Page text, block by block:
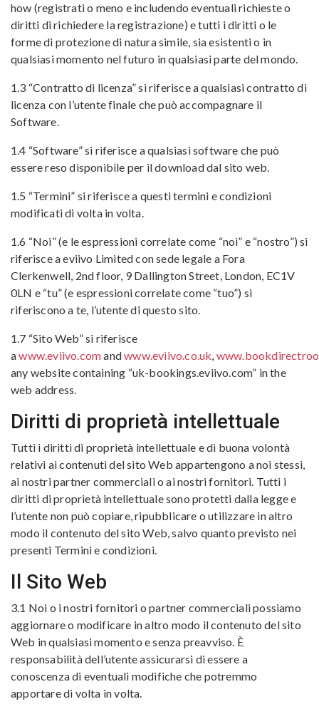
how (registrati o meno e includendo eventuali richieste o
diritti di richiedere la registrazione) e tutti i diritti o le
forme di protezione di natura simile, sia esistenti o in
qualsiasi momento nel futuro in qualsiasi parte del mondo.
1.3 “Contratto di licenza” si riferisce a qualsiasi contratto di
licenza con l’utente finale che può accompagnare il
Software.
1.4 “Software” si riferisce a qualsiasi software che può
essere reso disponibile per il download dal sito web.
1.5 “Termini” si riferisce a questi termini e condizioni
modificati di volta in volta.
1.6 “Noi” (e le espressioni correlate come “noi” e “nostro”) si
riferisce a eviivo Limited con sede legale a Fora
Clerkenwell, 2nd floor, 9 Dallington Street, London, EC1V
0LN e “tu” (e espressioni correlate come “tuo”) si
riferiscono a te, l’utente di questo sito.
1.7 “Sito Web” si riferisce
awww.eviivo.comandwww.eviivo.co.uk,
any website containing “uk-bookings.eviivo.com” in the
web address.
Diritti di proprietà intellettuale
Tutti i diritti di proprietà intellettuale e di buona volontà
relativi ai contenuti del sito Web appartengono a noi stessi,
ai nostri partner commerciali o ai nostri fornitori. Tutti i
diritti di proprietà intellettuale sono protetti dalla legge e
l’utente non può copiare, ripubblicare o utilizzare in altro
modo il contenuto del sito Web, salvo quanto previsto nei
presenti Termini e condizioni.
Il Sito Web
3.1 Noi o i nostri fornitori o partner commerciali possiamo
aggiornare o modificare in altro modo il contenuto del sito
Web in qualsiasi momento e senza preavviso. È
responsabilità dell’utente assicurarsi di essere a
conoscenza di eventuali modifiche che potremmo
apportare di volta in volta.